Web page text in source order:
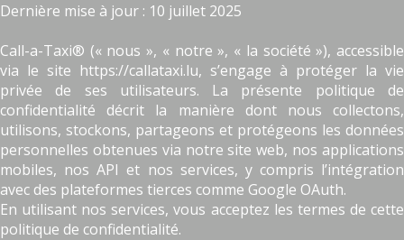
Dernière mise à jour : 10 juillet 2025
Call-a-Taxi® (« nous », « notre », « la société »), accessible
via le site https://callataxi.lu, s’engage à protéger la vie
privée de ses utilisateurs. La présente politique de
confidentialité décrit la manière dont nous collectons,
utilisons, stockons, partageons et protégeons les données
personnelles obtenues via notre site web, nos applications
mobiles, nos API et nos services, y compris l’intégration
avec des plateformes tierces comme Google OAuth.
En utilisant nos services, vous acceptez les termes de cette
politique de confidentialité.